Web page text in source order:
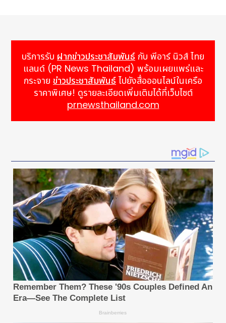
บริการรับ ฝากข่าวประชาสัมพันธ์ กับ พีอาร์ นิวส์ ไทย
แลนด์ (PR News Thailand) พร้อมเผยแพร่และ
กระจาย ข่าวประชาสัมพันธ์ ไปยังสื่อออนไลน์ในเครือ
ราคาพิเศษ! ดูรายละเอียดเพิ่มเติมได้ที่เว็บไซต์
prnewsthailand.com